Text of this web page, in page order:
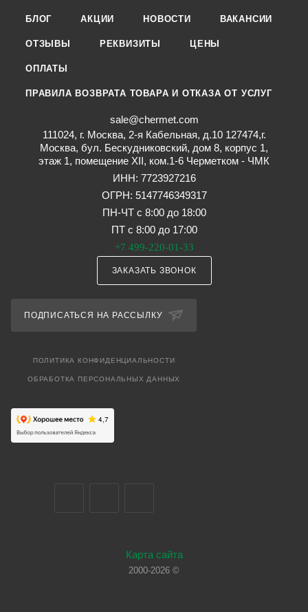
БЛОГ АКЦИИ НОВОСТИ ВАКАНСИИ
ОТЗЫВЫ РЕКВИЗИТЫ ЦЕНЫ
ОПЛАТЫ
ПРАВИЛА ВОЗВРАТА ТОВАРА И ОТКАЗА ОТ УСЛУГ
sale@chermet.com
111024, г. Москва, 2-я Кабельная, д.10 127474,г.
Москва, бул. Бескудниковский, дом 8, корпус 1,
этаж 1, помещение XII, ком.1-6 Черметком - ЧМК
ИНН: 7723927216
ОГРН: 5147746349317
ПН-ЧТ с 8:00 до 18:00
ПТ с 8:00 до 17:00
+7 499-220-01-33
ЗАКАЗАТЬ ЗВОНОК
ПОДПИСАТЬСЯ НА РАССЫЛКУ
ПОЛИТИКА КОНФИДЕНЦИАЛЬНОСТИ
ОБРАБОТКА ПЕРСОНАЛЬНЫХ ДАННЫХ
Карта сайта
2000-2026 ©